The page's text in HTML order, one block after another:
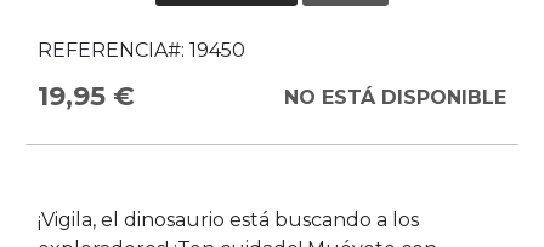
REFERENCIA#: 19450
19,95 € NO ESTÁ DISPONIBLE
¡Vigila, el dinosaurio está buscando a los